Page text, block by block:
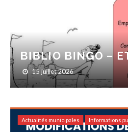
BIBLIO BINGO –
15 juillet 2026
Actualités municipales Informations